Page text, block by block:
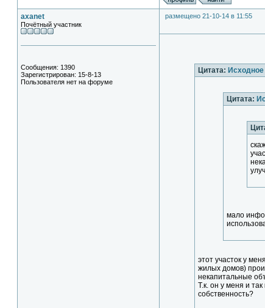
axanet
Почётный участник
Сообщения: 1390
Зарегистрирован: 15-8-13
Пользователя нет на форуме
размещено 21-10-14 в 11:55
Цитата:
Цитата:
мало
этот участок у
жилых домов)
некапитальные
Т.к. он у меня и
собственность?